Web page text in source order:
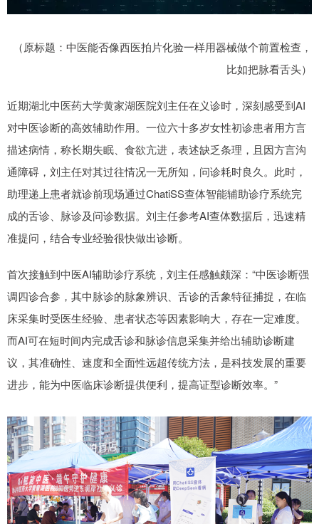
（原标题：中医能否像西医拍片化验一样用器械做个前置检查，
比如把脉看舌头）
近期湖北中医药大学黄家湖医院刘主任在义诊时，深刻感受到AI
对中医诊断的高效辅助作用。一位六十多岁女性初诊患者用方言
描述病情，称长期失眠、食欲亢进，表述缺乏条理，且因方言沟
通障碍，刘主任对其过往情况一无所知，问诊耗时良久。此时，
助理递上患者就诊前现场通过ChatiSS查体智能辅助诊疗系统完
成的舌诊、脉诊及问诊数据。刘主任参考AI查体数据后，迅速精
准提问，结合专业经验很快做出诊断。
首次接触到中医AI辅助诊疗系统，刘主任感触颇深：“中医诊断强
调四诊合参，其中脉诊的脉象辨识、舌诊的舌象特征捕捉，在临
床采集时受医生经验、患者状态等因素影响大，存在一定难度。
而AI可在短时间内完成舌诊和脉诊信息采集并给出辅助诊断建
议，其准确性、速度和全面性远超传统方法，是科技发展的重要
进步，能为中医临床诊断提供便利，提高证型诊断效率。”